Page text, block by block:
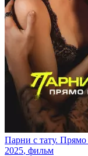
Парни с тату. Прямо
2025, фильм